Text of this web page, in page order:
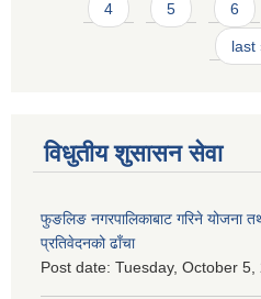
4 5 6
last
विधुतीय शुसासन सेवा
फुङलिङ नगरपालिकाबाट गरिने योजना
प्रतिवेदनको ढाँचा
Post date: Tuesday, October